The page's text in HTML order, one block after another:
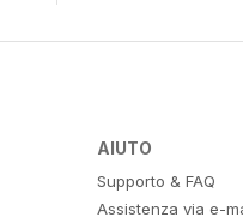
AIUTO
Supporto & FAQ
Assistenza via e-